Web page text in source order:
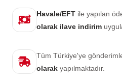
Havale/EFT ile yapılan
olarak ilave indirim
Tüm Türkiye'ye
olarak yapılmaktadır.